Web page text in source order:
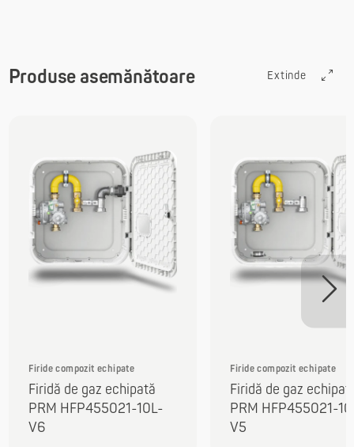
Produse asemănătoare Extinde
Firide compozit echipate
Firidă de gaz echipată
PRM HFP455021-10L-
V6
Firide compozit echipate
Firidă de gaz
PRM HFP455021-
V5